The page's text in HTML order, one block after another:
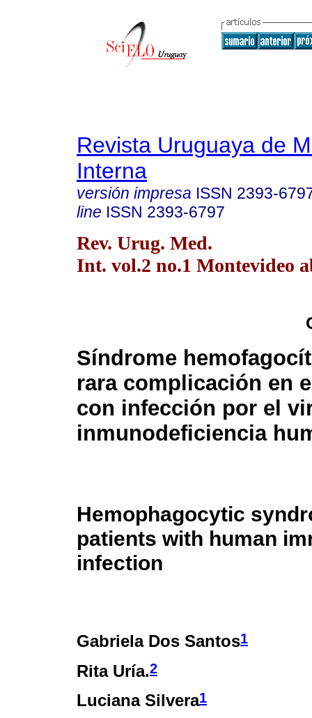
Revista Uruguaya de
Interna
versión impresa ISSN 2393-
line ISSN 2393-6797
Rev. Urug. Med.
Int. vol.2 no.1 Montevideo
Síndrome
rara complicación en
con infección por el
inmunodeficiencia
Hemophagocytic
patients with human
infection
Gabriela Dos Santos1
Rita Uría.2
Luciana Silvera1